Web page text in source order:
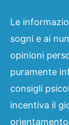
Le
sogni e ai
opinioni
puramente
consigli
incentiva il